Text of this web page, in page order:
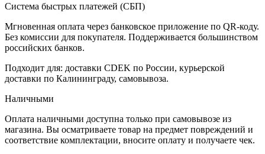
Система быстрых платежей (СБП)
Мгновенная оплата через банковское приложение по QR-коду.
Без комиссии для покупателя. Поддерживается большинством
российских банков.
Подходит для: доставки CDEK по России, курьерской
доставки по Калининграду, самовывоза.
Наличными
Оплата наличными доступна только при самовывозе из
магазина. Вы осматриваете товар на предмет повреждений и
соответствие комплектации, вносите оплату и получаете чек.